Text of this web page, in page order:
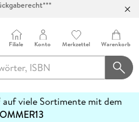
100 Filialen
Filiale Konto Merkzettel Warenkorb
auf viele Sortimente mit dem